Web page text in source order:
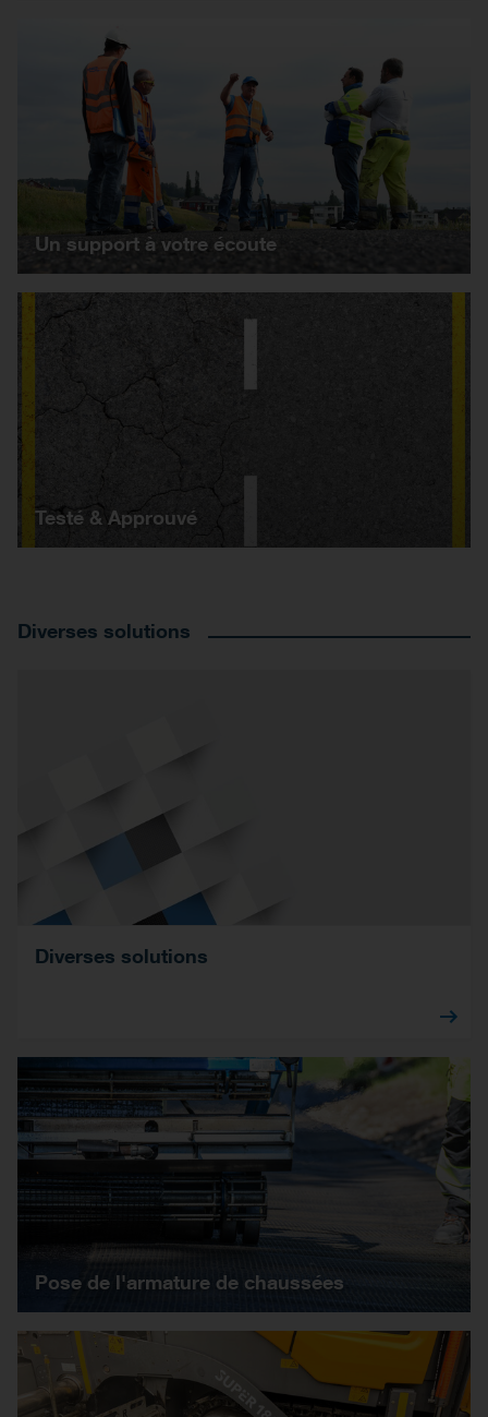
Un support à votre écoute
Testé & Approuvé
Diverses solutions
Diverses solutions
Pose de l'armature de chaussées